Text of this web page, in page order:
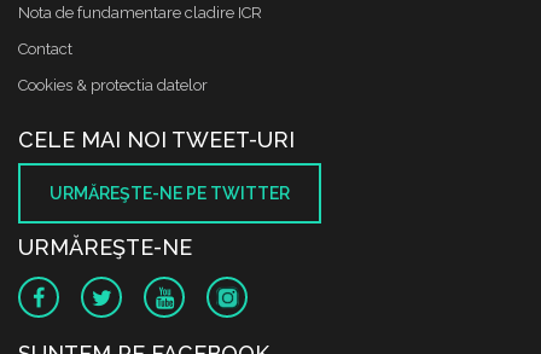
Nota de fundamentare cladire ICR
Contact
Cookies & protectia datelor
CELE MAI NOI TWEET-URI
URMĂREŞTE-NE PE TWITTER
URMĂREŞTE-NE